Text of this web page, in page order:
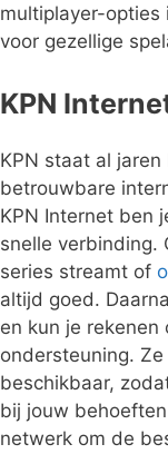
multiplayer-opties
voor gezellige
KPN
KPN staat al
betrouwbare
KPN Internet ben
snelle verbinding.
series streamt of
altijd goed.
en kun je rekenen
ondersteuning.
beschikbaar,
bij jouw
netwerk om de